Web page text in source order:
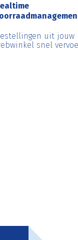
uit jouw
snel